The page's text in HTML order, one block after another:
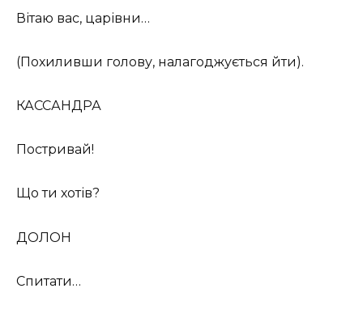
Вітаю вас, царівни…
(Похиливши голову, налагоджується йти).
КАССАНДРА
Постривай!
Що ти хотів?
ДОЛОН
Спитати…